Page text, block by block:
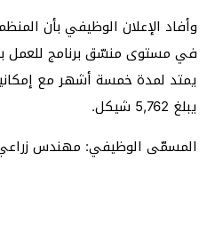
وأفاد الإعلان الوظيفي بأن
في مستوى منسّق برنامج للعمل
يمتد لمدة خمسة أشهر مع
يبلغ 5,762 شيكل.
المسمّى الوظيفي: مهندس